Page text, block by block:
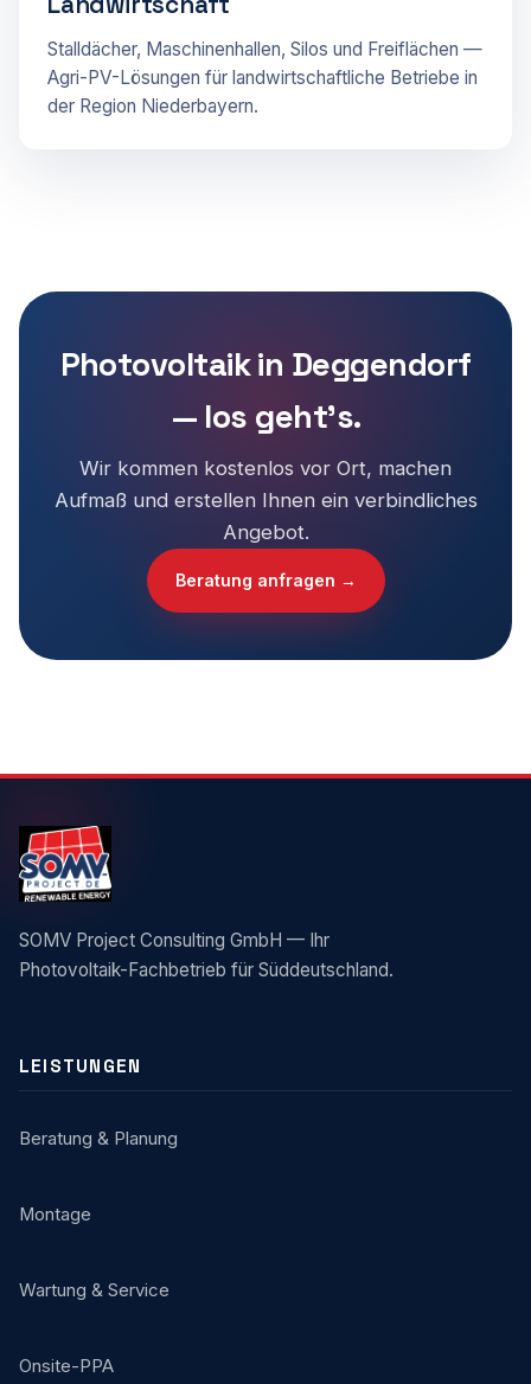
Stalldächer, Maschinenhallen, Silos und Freiflächen —
Agri-PV-Lösungen für landwirtschaftliche Betriebe in
der Region Niederbayern.
Photovoltaik in Deggendorf
— los geht's.
Wir kommen kostenlos vor Ort, machen
Aufmaß und erstellen Ihnen ein verbindliches
Angebot.
Beratung anfragen →
SOMV Project Consulting GmbH — Ihr
Photovoltaik-Fachbetrieb für Süddeutschland.
LEISTUNGEN
Beratung & Planung
Montage
Wartung & Service
Onsite-PPA